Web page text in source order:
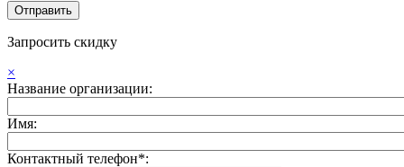
Запросить скидку
×
Название организации:
Имя:
Контактный телефон*: